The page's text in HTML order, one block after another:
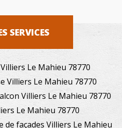
SERVICES
Le Mahieu 78770
Villiers Le Mahieu 78770
Villiers Le Mahieu 78770
Le Mahieu 78770
de façades Villiers Le Mahieu